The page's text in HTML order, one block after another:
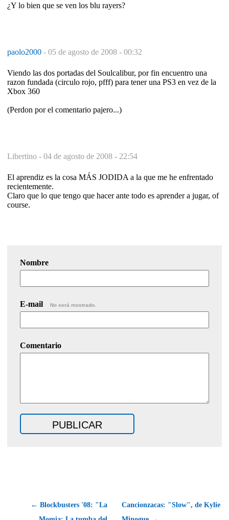
¿Y lo bien que se ven los blu rayers?
paolo2000 - 05 de agosto de 2008 - 00:32
Viendo las dos portadas del Soulcalibur, por fin encuentro una
razon fundada (circulo rojo, pfff) para tener una PS3 en vez de la
Xbox 360
(Perdon por el comentario pajero...)
Libertino - 04 de agosto de 2008 - 22:54
El aprendiz es la cosa MÁS JODIDA a la que me he enfrentado
recientemente.
Claro que lo que tengo que hacer ante todo es aprender a jugar, of
course.
Nombre
E-mail No será mostrado.
Comentario
← Blockbusters '08: "La
Cancionzacas: "Slow", de Kylie